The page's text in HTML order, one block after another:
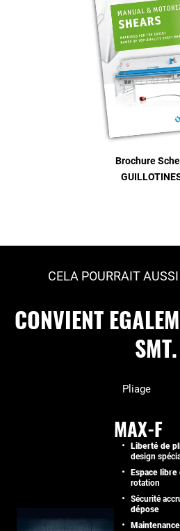
Brochure
CELA POURRAIT AUSSI
CONVIENT
SMT.
Pliage
MAX-F
Liberté de
design
Espace libre
rotation
Sécurité
dépose